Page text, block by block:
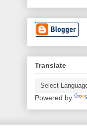
Translate
Powered by